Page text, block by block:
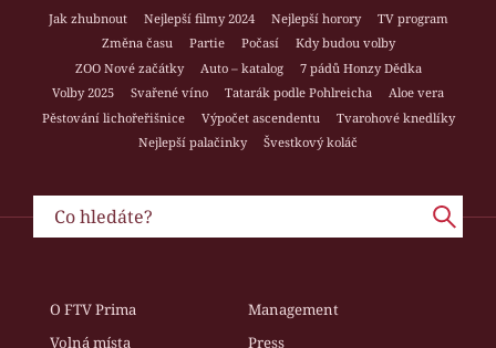
Jak zhubnout Nejlepší filmy 2024 Nejlepší horory
TV program
Změna času
Partie Počasí
Kdy budou volby
ZOO Nové začátky
Auto – katalog
7 pádů Honzy Dědka
Volby 2025
Svařené víno Tatarák podle Pohlreicha
Aloe vera
Pěstování lichořeřišnice
Výpočet ascendentu
Tvarohové knedlíky
Nejlepší palačinky
Švestkový koláč
O FTV Prima
Management
Volná místa
Press